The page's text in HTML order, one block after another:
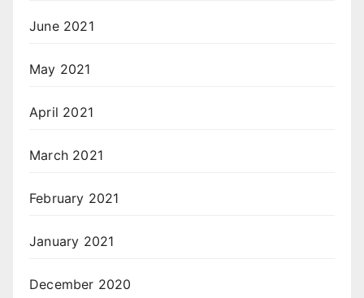
June 2021
May 2021
April 2021
March 2021
February 2021
January 2021
December 2020